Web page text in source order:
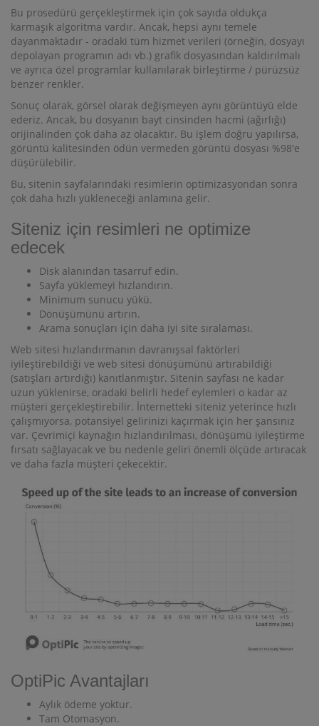
Bu prosedürü gerçekleştirmek için çok sayıda oldukça
karmaşık algoritma vardır. Ancak, hepsi aynı temele
dayanmaktadır - oradaki tüm hizmet verileri (örneğin, dosyayı
depolayan programın adı vb.) grafik dosyasından kaldırılmalı
ve ayrıca özel programlar kullanılarak birleştirme / pürüzsüz
benzer renkler.
Sonuç olarak, görsel olarak değişmeyen aynı görüntüyü elde
ederiz. Ancak, bu dosyanın bayt cinsinden hacmi (ağırlığı)
orijinalinden çok daha az olacaktır. Bu işlem doğru yapılırsa,
görüntü kalitesinden ödün vermeden görüntü dosyası %98'e
düşürülebilir.
Bu, sitenin sayfalarındaki resimlerin optimizasyondan sonra
çok daha hızlı yükleneceği anlamına gelir.
Siteniz için resimleri ne optimize
edecek
Disk alanından tasarruf edin.
Sayfa yüklemeyi hızlandırın.
Minimum sunucu yükü.
Dönüşümünü artırın.
Arama sonuçları için daha iyi site sıralaması.
Web sitesi hızlandırmanın davranışsal faktörleri
iyileştirebildiği ve web sitesi dönüşümünü artırabildiği
(satışları artırdığı) kanıtlanmıştır. Sitenin sayfası ne kadar
uzun yüklenirse, oradaki belirli hedef eylemleri o kadar az
müşteri gerçekleştirebilir. İnternetteki siteniz yeterince hızlı
çalışmıyorsa, potansiyel gelirinizi kaçırmak için her şansınız
var. Çevrimiçi kaynağın hızlandırılması, dönüşümü iyileştirme
fırsatı sağlayacak ve bu nedenle geliri önemli ölçüde artıracak
ve daha fazla müşteri çekecektir.
OptiPic Avantajları
Aylık ödeme yoktur.
Tam Otomasyon.